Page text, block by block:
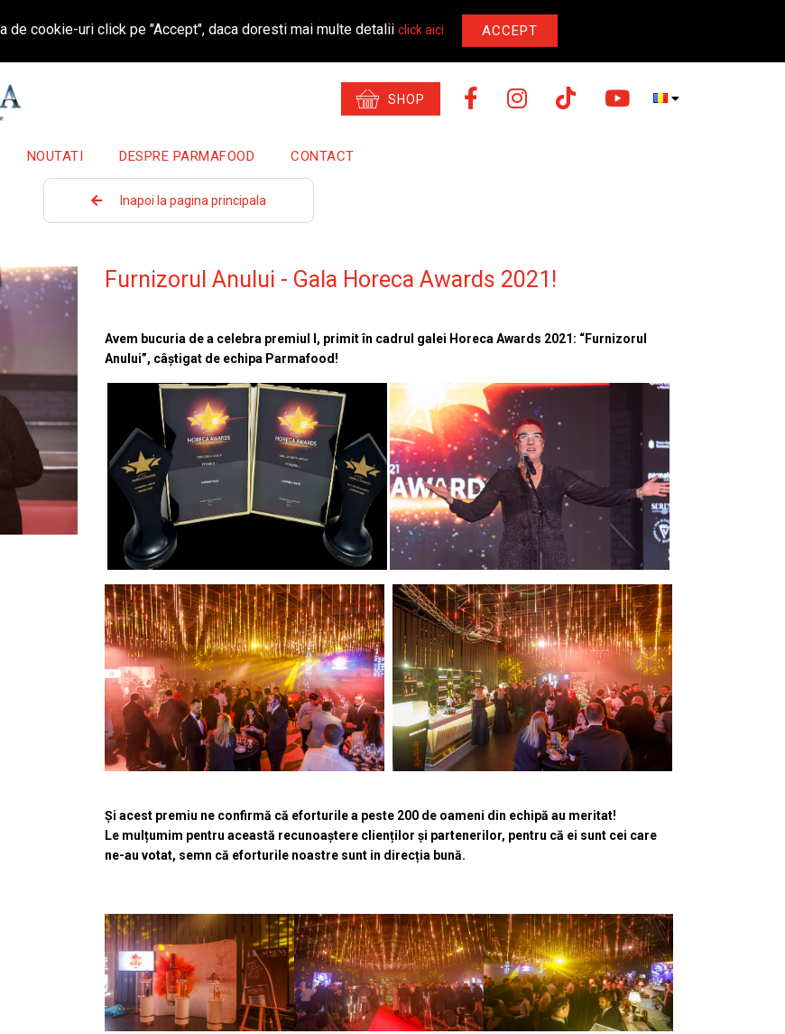
de cookie-uri click pe "Accept", daca doresti mai multe detalii click aici ACCEPT
SHOP
NOUTATI DESPRE PARMAFOOD CONTACT
Inapoi la pagina principala
Furnizorul Anului - Gala Horeca Awards 2021!
Avem bucuria de a celebra premiul I, primit în cadrul galei Horeca Awards 2021: “Furnizorul
Anului”, câștigat de echipa Parmafood!
Și acest premiu ne confirmă că eforturile a peste 200 de oameni din echipă au meritat!
Le mulțumim pentru această recunoaștere clienților și partenerilor, pentru că ei sunt cei care
ne-au votat, semn că eforturile noastre sunt in direcția bună.